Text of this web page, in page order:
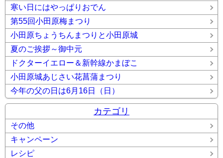
寒い日にはやっぱりおでん
第55回小田原梅まつり
小田原ちょうちんまつりと小田原城
夏のご挨拶～御中元
ドクターイエロー＆新幹線かまぼこ
小田原城あじさい花菖蒲まつり
今年の父の日は6月16日（日）
カテゴリ
その他
キャンペーン
レシピ